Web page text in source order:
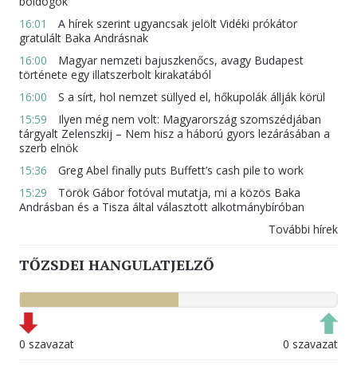
16:01
A hírek szerint ugyancsak jelölt Vidéki prókátor
gratulált Baka Andrásnak
16:00
Magyar nemzeti bajuszkenőcs, avagy Budapest
története egy illatszerbolt kirakatából
16:00
S a sírt, hol nemzet süllyed el, hőkupolák állják körül
15:59
Ilyen még nem volt: Magyarország szomszédjában
tárgyalt Zelenszkij – Nem hisz a háború gyors lezárásában a
szerb elnök
15:36
Greg Abel finally puts Buffett’s cash pile to work
15:29
Török Gábor fotóval mutatja, mi a közös Baka
Andrásban és a Tisza által választott alkotmánybíróban
További hírek
TŐZSDEI HANGULATJELZŐ
0 szavazat 0 szavazat